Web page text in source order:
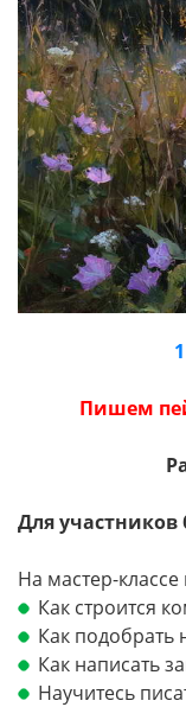
Пишем
Для участников
На мастер-классе
Как строится
Как подобрать
Как написать
Научитесь